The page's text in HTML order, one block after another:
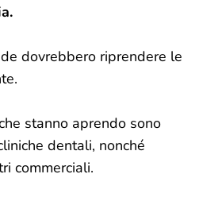
dovrebbero riprendere le
stanno aprendo sono
dentali, nonché
commerciali.